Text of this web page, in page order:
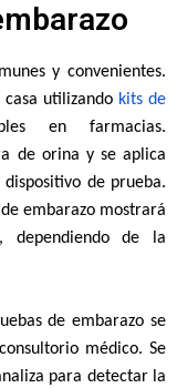
y convenientes.
casa utilizando kits de
en farmacias.
de orina y se aplica
de prueba.
embarazo mostrará
dependiendo de la
de embarazo se
médico. Se
para detectar la